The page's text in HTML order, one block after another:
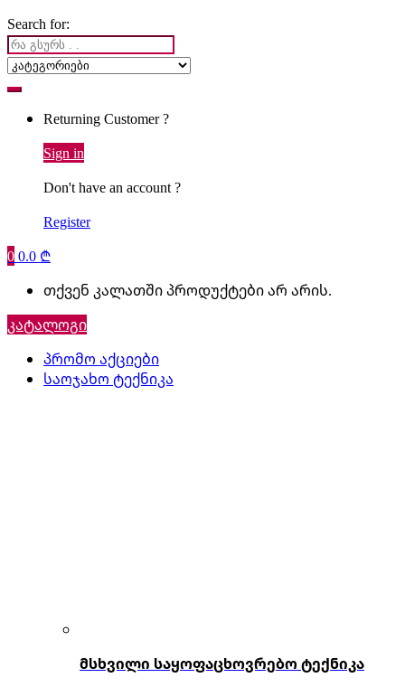
Search for:
Returning Customer ?
Sign in
Don't have an account ?
Register
00.0 ₾
თქვენ კალათში პროდუქტები არ არის.
კატალოგი
პრომო აქციები
საოჯახო ტექნიკა
მსხვილი საყოფაცხოვრებო ტექნიკა